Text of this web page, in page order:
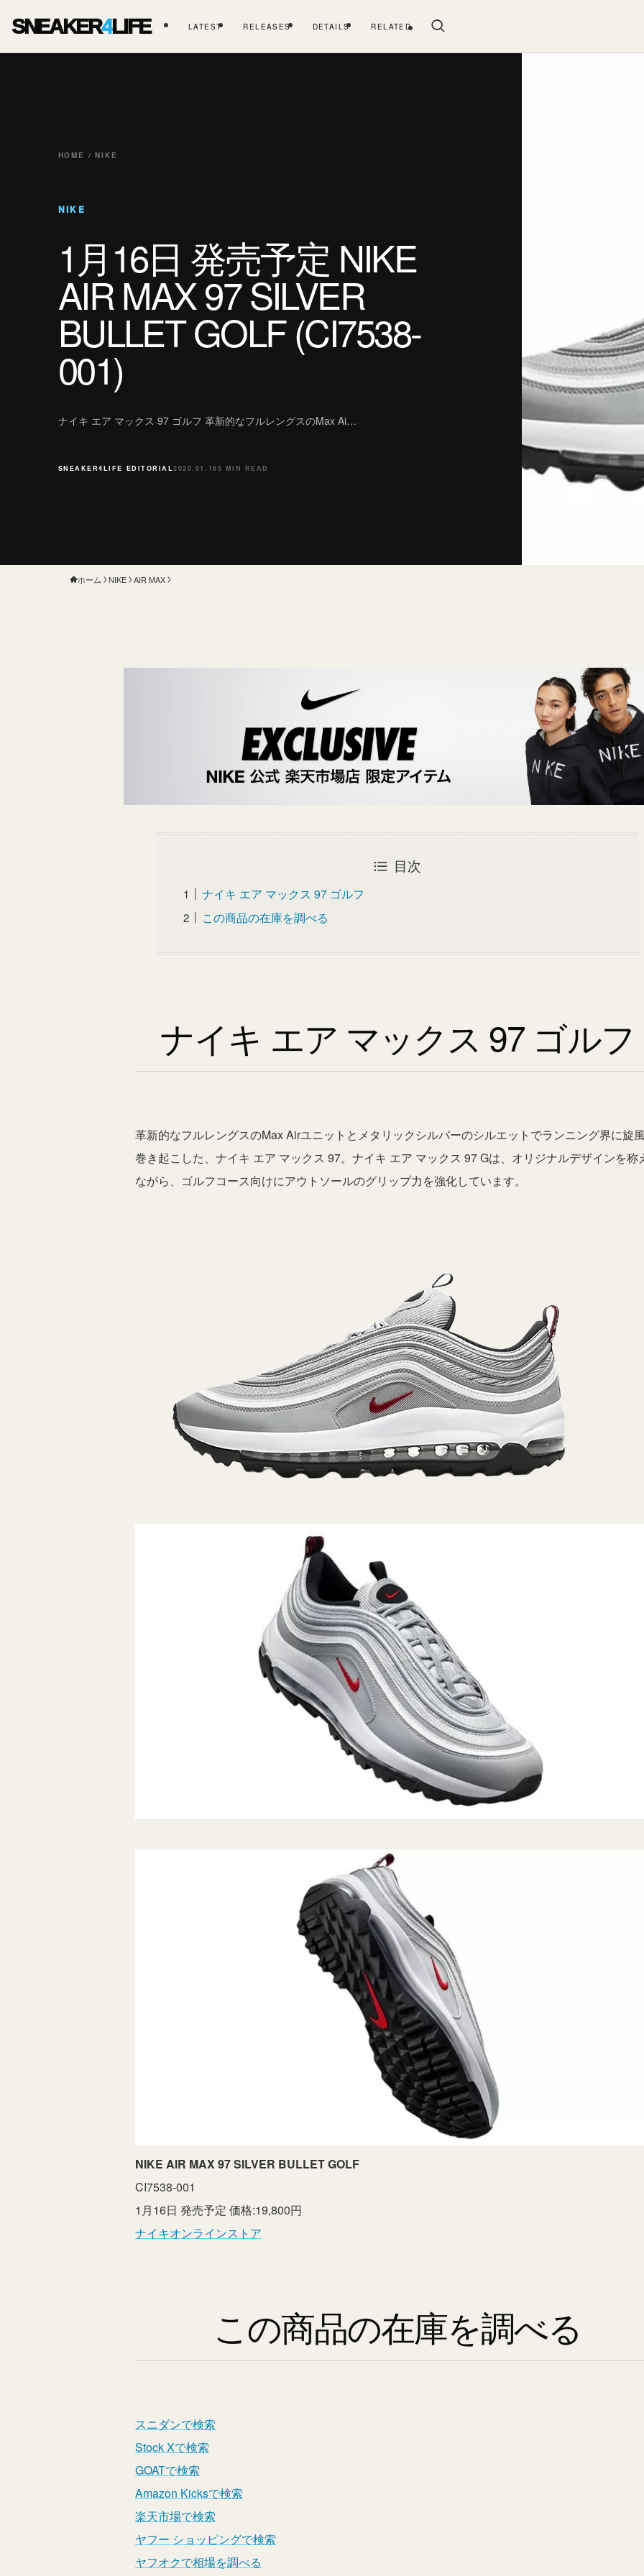
SNEAKER4LIFE LATEST RELEASES DETAILS RELATED
HOME / NIKE
NIKE
1月16日 発売予定 NIKE
AIR MAX 97 SILVER
BULLET GOLF (CI7538-
001)
ナイキ エア マックス 97 ゴルフ 革新的なフルレングスのMax Ai…
SNEAKER4LIFE EDITORIAL2020.01.165 MIN READ
ホーム NIKE AIR MAX
目次
ナイキ エア マックス 97 ゴルフ
この商品の在庫を調べる
ナイキ エア マックス 97 ゴルフ
革新的なフルレングスのMax Airユニットとメタリックシルバーのシルエットでランニング界に旋
巻き起こした、ナイキ エア マックス 97。ナイキ エア マックス 97 Gは、オリジナルデザインを称
ながら、ゴルフコース向けにアウトソールのグリップ力を強化しています。
NIKE AIR MAX 97 SILVER BULLET GOLF
CI7538-001
1月16日 発売予定 価格:19,800円
ナイキオンラインストア
この商品の在庫を調べる
スニダンで検索
Stock Xで検索
GOATで検索
Amazon Kicksで検索
楽天市場で検索
ヤフー ショッピングで検索
ヤフオクで相場を調べる